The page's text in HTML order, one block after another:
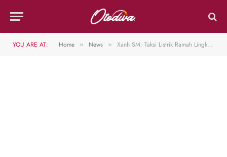
YOU ARE AT: Home » News » Xanh SM: Taksi Listrik Ramah Lingkungan untuk Wisata Hijau Indonesia